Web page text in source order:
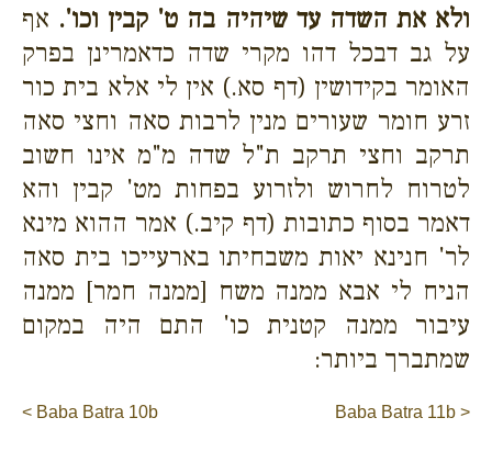
ולא את השדה עד שיהיה בה ט' קבין וכו'. אף
על גב דבכל דהו מקרי שדה כדאמרינן בפרק
האומר בקידושין (דף סא.) אין לי אלא בית כור
זרע חומר שעורים מנין לרבות סאה וחצי סאה
תרקב וחצי תרקב ת"ל שדה מ"מ אינו חשוב
לטרוח לחרוש ולזרוע בפחות מט' קבין והא
דאמר בסוף כתובות (דף קיב.) אמר ההוא מינא
לר' חנינא יאות משבחיתו בארעייכו בית סאה
הניח לי אבא ממנה משח [ממנה חמר] ממנה
עיבור ממנה קטנית כו' התם היה במקום
שמתברך ביותר:
< Baba Batra 10b Baba Batra 11b >